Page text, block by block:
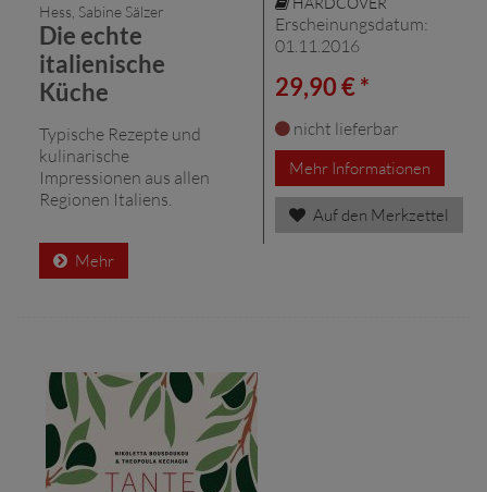
Hess, Sabine Sälzer
Die echte
italienische
Küche
Typische Rezepte und
kulinarische
Impressionen aus allen
Regionen Italiens.
Mehr
Erscheinungsdatum:
01.11.2016
29,90 € *
nicht lieferbar
Mehr Informationen
Auf den Merkzettel